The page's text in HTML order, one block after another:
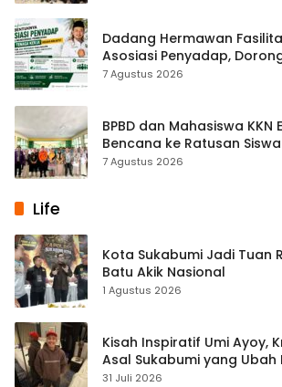
Dadang Hermawan
Asosiasi Penyadap,
Dapat Perlindungan BPJS
7 Agustus 2026
BPBD dan Mahasiswa KKN
Bencana ke Ratusan Siswa
Simpenan
7 Agustus 2026
Life
Kota Sukabumi Jadi Tuan
Batu Akik Nasional
1 Agustus 2026
Kisah Inspiratif Umi Ayoy,
Asal Sukabumi yang Ubah
Streaming
31 Juli 2026